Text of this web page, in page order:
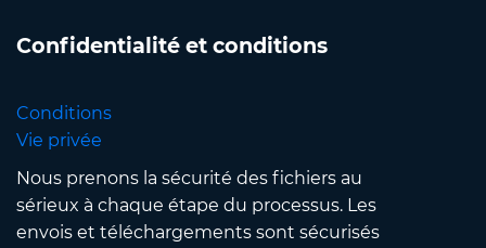
Confidentialité et conditions
Conditions
Vie privée
Nous prenons la sécurité des fichiers au
sérieux à chaque étape du processus. Les
envois et téléchargements sont sécurisés